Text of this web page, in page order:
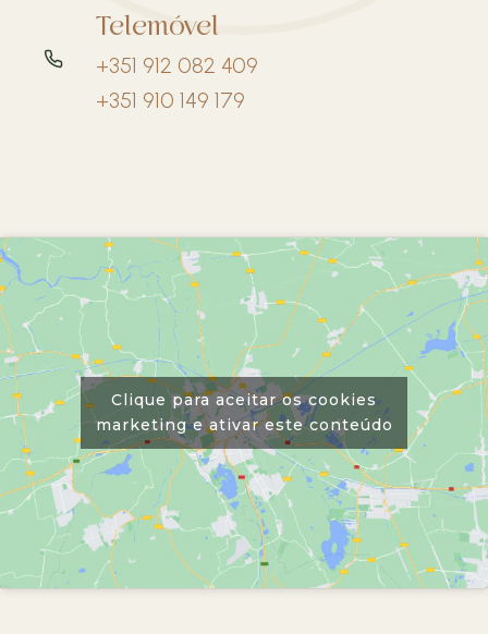
Telemóvel
+351 912 082 409
+351 910 149 179
Clique para aceitar os cookies
marketing e ativar este conteúdo